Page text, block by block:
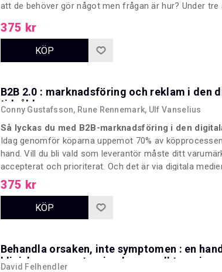
att de behöver gör något men frågan är hur? Under tre
ett 40-tal co-creators från forskning och näringsliv
375 kr
B2B 2.0 : marknadsföring och reklam i den
tidsåldern
Conny Gustafsson, Rune Rennemark, Ulf Vanselius
Så lyckas du med B2B-marknadsföring i den
Idag genomför köparna uppemot 70% av
hand. Vill du bli vald som leverantör måste ditt
accepterat och prioriterat. Och det är via digitala
köparna påverkas. Även säljarnas roll är helt annorlunda
375 kr
Behandla orsaken, inte symptomen : en
klinisk neuroanatomi och manuell terapi
David Felhendler